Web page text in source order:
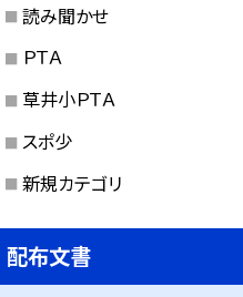
読み聞かせ
ＰＴＡ
草井小ＰＴＡ
スポ少
新規カテゴリ
配布文書